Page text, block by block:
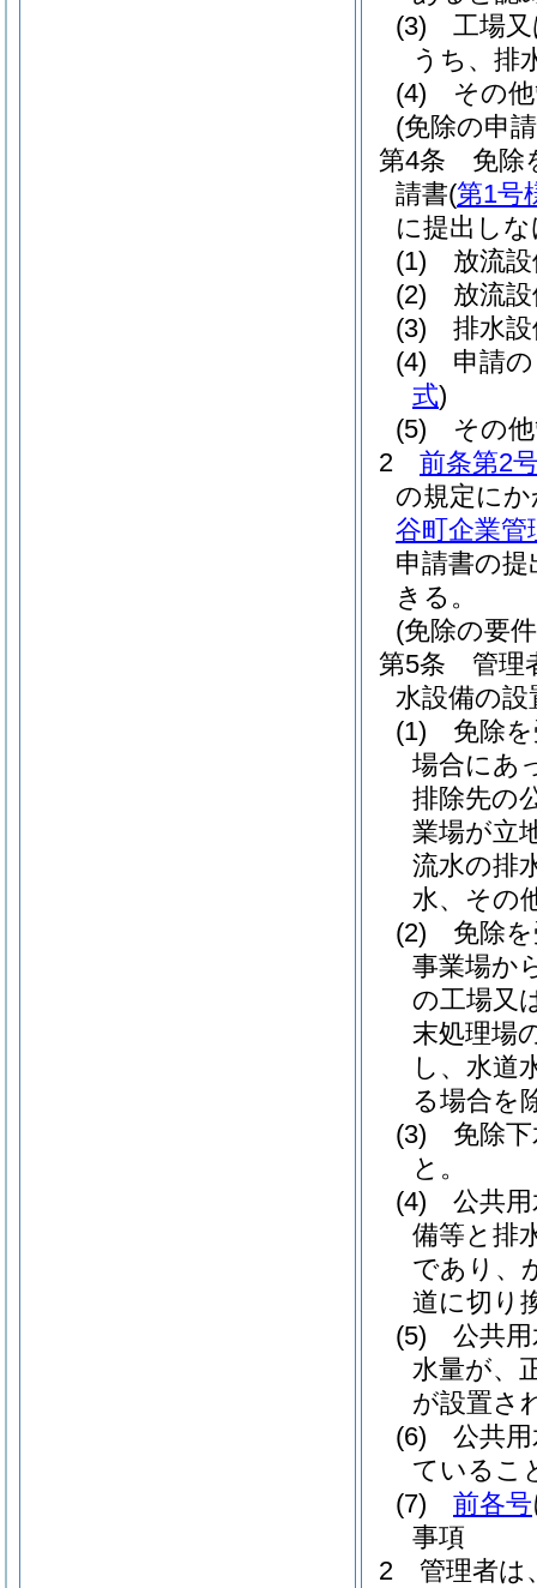
(3)
工場
うち、排
(4)
その
(免除の申
第4条
免除
請書(第1号
に提出し
(1)
放流
(2)
放流
(3)
排水
(4)
申請
式)
(5)
その
2
前条第2
の規定に
谷町企業管
申請書の
きる。
(免除の要
第5条
管理
水設備の
(1)
免除
場合にあ
排除先の
業場が立
流水の排
水、その
(2)
免除
事業場か
の工場又
末処理場
し、水道
る場合を
(3)
免除
と。
(4)
公共
備等と排
であり、
道に切り
(5)
公共
水量が、
が設置さ
(6)
公共
ているこ
(7)
前各号
事項
2
管理者は